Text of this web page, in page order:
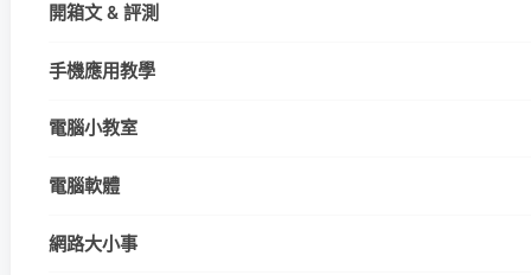
開箱文 & 評測
手機應用教學
電腦小教室
電腦軟體
網路大小事